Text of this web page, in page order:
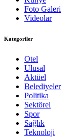
Foto Galeri
Videolar
Kategoriler
Otel
Ulusal
Aktüel
Belediyeler
Politika
Sektörel
Spor
Sağlık
Teknoloji